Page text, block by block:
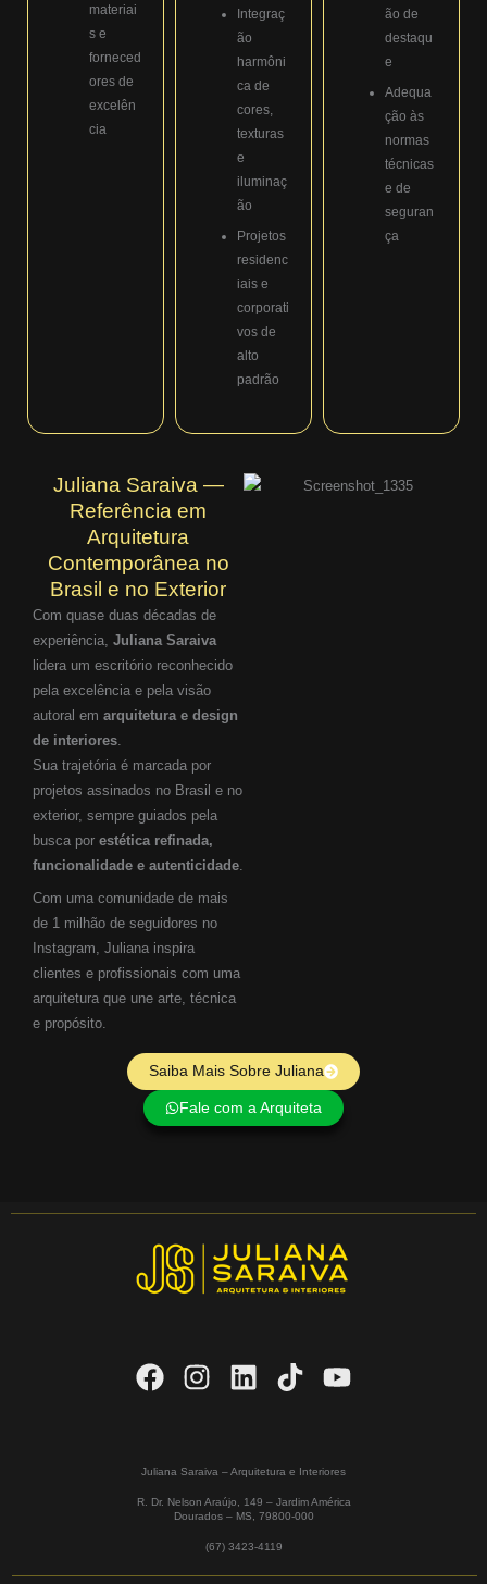
materiai
s e
forneced
ores de
excelên
cia
Integraç
ão
harmôni
ca de
cores,
texturas
e
iluminaç
ão
Projetos
residenc
iais e
corporati
vos de
alto
padrão
ão de
destaqu
e
Adequa
ção às
normas
técnicas
e de
seguran
ça
Juliana Saraiva —
Referência em
Arquitetura
Contemporânea no
Brasil e no Exterior
Com quase duas décadas de
experiência, Juliana Saraiva
lidera um escritório reconhecido
pela excelência e pela visão
autoral em arquitetura e design
de interiores.
Sua trajetória é marcada por
projetos assinados no Brasil e no
exterior, sempre guiados pela
busca por estética refinada,
funcionalidade e autenticidade.
Com uma comunidade de mais
de 1 milhão de seguidores no
Instagram, Juliana inspira
clientes e profissionais com uma
arquitetura que une arte, técnica
e propósito.
Saiba Mais Sobre Juliana
Fale com a Arquiteta
Juliana Saraiva – Arquitetura e Interiores
R. Dr. Nelson Araújo, 149 – Jardim América
Dourados – MS, 79800-000
(67) 3423-4119